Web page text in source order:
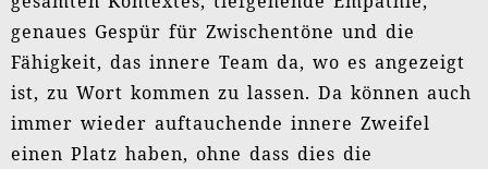
genaues Gespür für Zwischentöne und die
Fähigkeit, das innere Team da, wo es angezeigt
ist, zu Wort kommen zu lassen. Da können auch
immer wieder auftauchende innere Zweifel
einen Platz haben, ohne dass dies die